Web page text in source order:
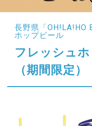
長野県「OH!LA!HO
ホップビール
フレッシュ
（期間限定）